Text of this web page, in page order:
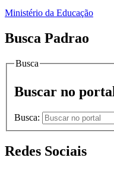
Ministério da Educação
Busca Padrao
Busca
Buscar no portal
Busca:
Redes Sociais